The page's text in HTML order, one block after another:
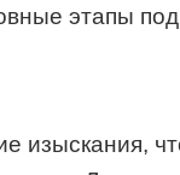
этапы
изыскания,